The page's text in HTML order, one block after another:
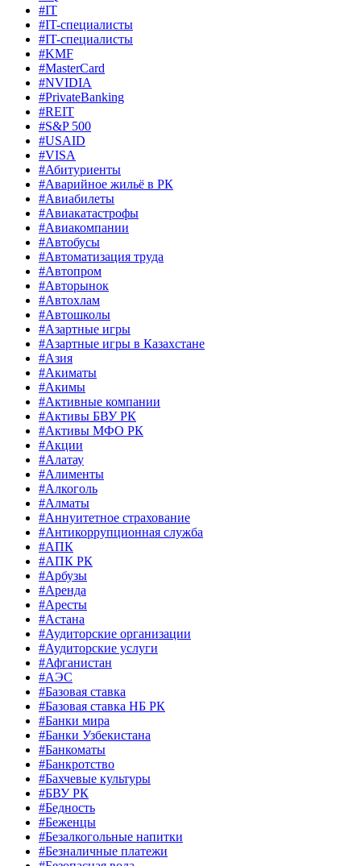
#IT
#IT-специалисты
#IT-специалисты
#KMF
#MasterCard
#NVIDIA
#PrivateBanking
#REIT
#S&P 500
#USAID
#VISA
#Абитуриенты
#Аварийное жильё в РК
#Авиабилеты
#Авиакатастрофы
#Авиакомпании
#Автобусы
#Автоматизация труда
#Автопром
#Авторынок
#Автохлам
#Автошколы
#Азартные игры
#Азартные игры в Казахстане
#Азия
#Акиматы
#Акимы
#Активные компании
#Активы БВУ РК
#Активы МФО РК
#Акции
#Алатау
#Алименты
#Алкоголь
#Алматы
#Аннуитетное страхование
#Антикоррупционная служба
#АПК
#АПК РК
#Арбузы
#Аренда
#Аресты
#Астана
#Аудиторские организации
#Аудиторские услуги
#Афганистан
#АЭС
#Базовая ставка
#Базовая ставка НБ РК
#Банки мира
#Банки Узбекистана
#Банкоматы
#Банкротство
#Бахчевые культуры
#БВУ РК
#Бедность
#Беженцы
#Безалкогольные напитки
#Безналичные платежи